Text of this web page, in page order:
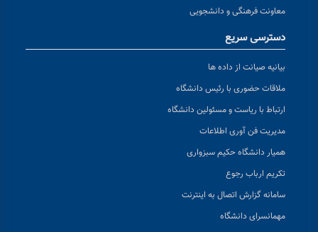
معاونت فرهنگی و دانشجویی
دسترسی سریع
بیانیه صیانت از داده ها
ملاقات حضوری با رئیس دانشگاه
ارتباط با ریاست و مسئولین دانشگاه
مدیریت فن آوری اطلاعات
همیار دانشگاه حکیم سبزواری
تکریم ارباب رجوع
سامانه گزارش اتصال به اینترنت
مهمانسرای دانشگاه